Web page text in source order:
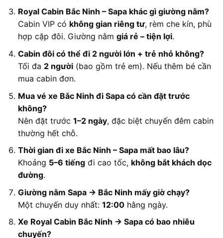
Royal Cabin Bắc Ninh – Sapa khác gì giường nằm?
Cabin VIP có không gian riêng tư, rèm che kín, phù
hợp cặp đôi. Giường nằm giá rẻ – tiện lợi.
Cabin đôi có thể đi 2 người lớn + trẻ nhỏ không?
Tối đa 2 người(bao gồm trẻ em). Nếu thêm bé cần
mua cabin đơn.
Mua vé xe Bắc Ninh đi Sapa có cần đặt trước
không?
Nên đặt trước 1–2 ngày, đặc biệt chuyến đêm cabin
thường hết chỗ.
Thời gian đi xe Bắc Ninh – Sapa mất bao lâu?
Khoảng 5–6 tiếngđi cao tốc, không bắt khách dọc
đường.
Giường nằm Sapa → Bắc Ninh mấy giờ chạy?
Một chuyến duy nhất: 12:00hằng ngày.
Xe Royal Cabin Bắc Ninh → Sapa có bao nhiêu
chuyến?